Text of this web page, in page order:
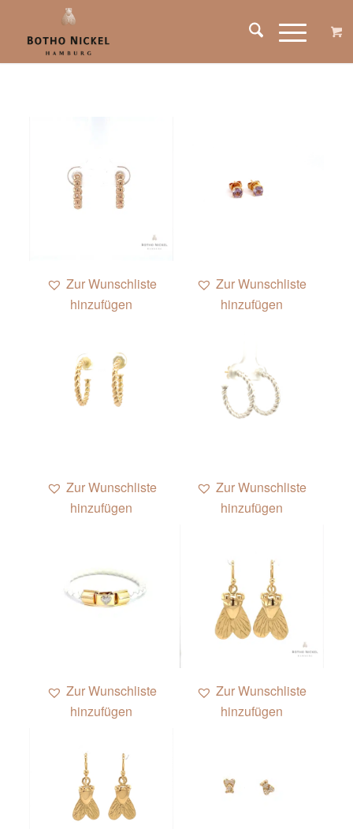
Zur Wunschliste
hinzufügen
Zur Wunschliste
hinzufügen
Zur Wunschliste
hinzufügen
Zur Wunschliste
hinzufügen
Zur Wunschliste
hinzufügen
Zur Wunschliste
hinzufügen